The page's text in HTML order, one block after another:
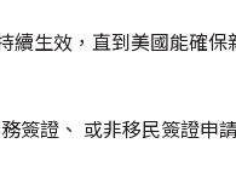
續生效，直到美國能確保
簽證、 或非移民簽證申